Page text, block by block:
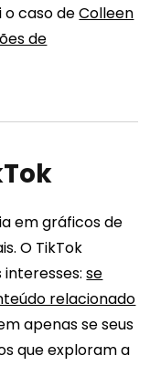
o caso deColleen
de
em gráficos de
O TikTok
interesses:se
relacionado
apenas se seus
que exploram a